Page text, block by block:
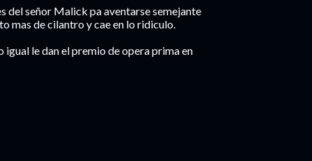
del señor Malick pa aventarse semejante
mas de cilantro y cae en lo ridiculo.
igual le dan el premio de opera prima en